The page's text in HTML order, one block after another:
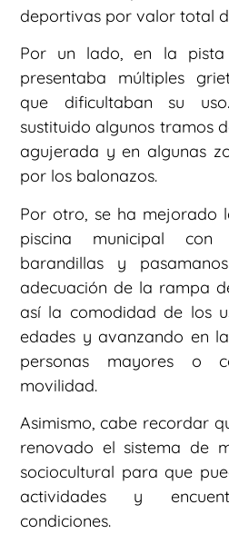
deportivas por valor total
Por un lado, en la pista
presentaba múltiples
que dificultaban su
sustituido algunos tramos
agujerada y en algunas
por los balonazos.
Por otro, se ha mejorado
piscina municipal
barandillas y
adecuación de la rampa
así la comodidad de los
edades y avanzando en
personas mayores o
movilidad.
Asimismo, cabe recordar
renovado el sistema de
sociocultural para que
actividades y
condiciones.